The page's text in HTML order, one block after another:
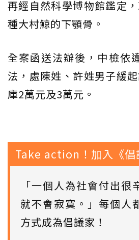
再經自然科學博物館鑑定
種大村鯨的下顎骨。
全案函送法辦後，中檢依
法，處陳姓、許姓男子緩
庫2萬元及3萬元。
Take action！加入《倡
「一個人為社會付出很
就不會寂寞。」每個人
方式成為倡議家！